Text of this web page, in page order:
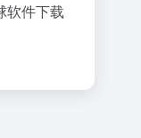
软件下载